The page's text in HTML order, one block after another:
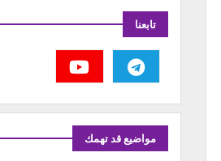
تابعنا
مواضيع قد تهمك